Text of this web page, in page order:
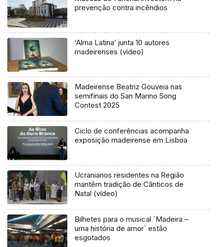
prevenção contra incêndios
‘Alma Latina’ junta 10 autores
madeirenses (vídeo)
Madeirense Beatriz Gouveia nas
semifinais do San Marino Song
Contest 2025
Ciclo de conferências acompanha
exposição madeirense em Lisboa
Ucranianos residentes na Região
mantêm tradição de Cânticos de
Natal (vídeo)
Bilhetes para o musical `Madeira –
uma história de amor` estão
esgotados